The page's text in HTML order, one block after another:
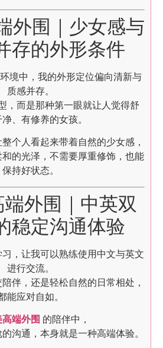
外围｜少女感与
存的外形条件
境中，我的外形定位偏向清新与
质感并存。
，而是那种第一眼就让人觉得舒
、有修养的女孩。
个人看起来带着自然的少女感，
的光泽，不需要厚重修饰，也能
保持好状态。
外围｜中英双
稳定沟通体验
，让我可以熟练使用中文与英文
进行交流。
伴，还是轻松自然的日常相处，
能应对自如。
端外围 的陪伴中，
沟通，本身就是一种高端体验。